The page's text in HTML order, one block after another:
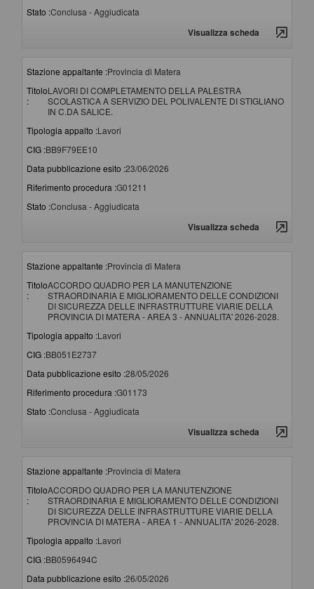
Stato :Conclusa - Aggiudicata
Visualizza scheda
Stazione appaltante :Provincia di Matera
Titolo
:
LAVORI DI COMPLETAMENTO DELLA PALESTRA
SCOLASTICA A SERVIZIO DEL POLIVALENTE DI STIGLIANO
IN C.DA SALICE.
Tipologia appalto :Lavori
CIG :BB9F79EE10
Data pubblicazione esito :23/06/2026
Riferimento procedura :G01211
Stato :Conclusa - Aggiudicata
Visualizza scheda
Stazione appaltante :Provincia di Matera
Titolo
:
ACCORDO QUADRO PER LA MANUTENZIONE
STRAORDINARIA E MIGLIORAMENTO DELLE CONDIZIONI
DI SICUREZZA DELLE INFRASTRUTTURE VIARIE DELLA
PROVINCIA DI MATERA - AREA 3 - ANNUALITA' 2026-2028.
Tipologia appalto :Lavori
CIG :BB051E2737
Data pubblicazione esito :28/05/2026
Riferimento procedura :G01173
Stato :Conclusa - Aggiudicata
Visualizza scheda
Stazione appaltante :Provincia di Matera
Titolo
:
ACCORDO QUADRO PER LA MANUTENZIONE
STRAORDINARIA E MIGLIORAMENTO DELLE CONDIZIONI
DI SICUREZZA DELLE INFRASTRUTTURE VIARIE DELLA
PROVINCIA DI MATERA - AREA 1 - ANNUALITA' 2026-2028.
Tipologia appalto :Lavori
CIG :BB0596494C
Data pubblicazione esito :26/05/2026